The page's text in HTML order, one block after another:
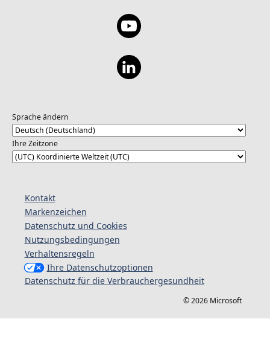
Sprache ändern
Ihre Zeitzone
Kontakt
Markenzeichen
Datenschutz und Cookies
Nutzungsbedingungen
Verhaltensregeln
Ihre Datenschutzoptionen
Datenschutz für die Verbrauchergesundheit
© 2026 Microsoft